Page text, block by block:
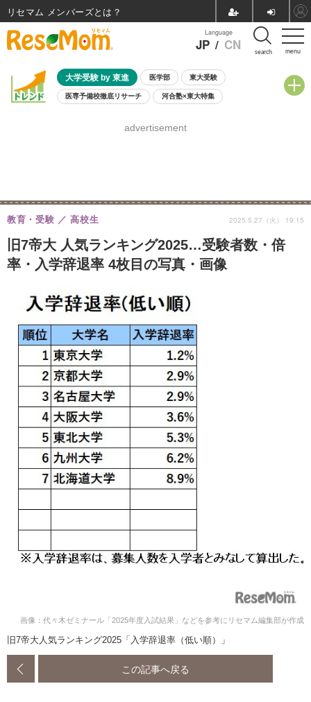
menu
Language
JP / CN search
大学受験 by 東進 医学部 東大受験
医専予備校徹底リサーチ 河合塾×東大特集
8月開催学校説明会・相談会
advertisement
旧7帝大 人気ランキング2025…受験者数・倍
率・入学辞退率 4枚目の写真・画像
教育・受験 高校生 2025.5.27（火） 19:15
画像：代々木ゼミナール「2025年度入試結果」などを参考にリセマム編集部が作成
旧7帝大人気ランキング2025「入学辞退率（低い順）」
この記事へ戻る
リセマム メンバーズ